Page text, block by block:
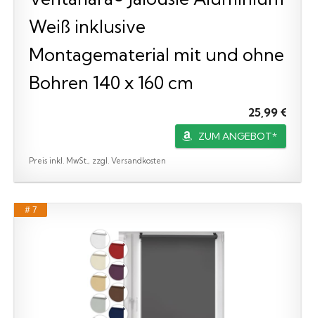
Weiß inklusive
Montagematerial mit und ohne
Bohren 140 x 160 cm
25,99 €
ZUM ANGEBOT*
Preis inkl. MwSt., zzgl. Versandkosten
# 7